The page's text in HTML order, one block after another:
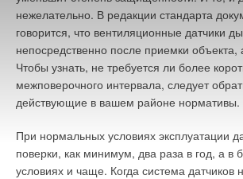
нежелательно. В редакции стандарта
говорится, что вентиляционные датчики
непосредственно после приемки объекта,
Чтобы узнать, не требуется ли более
межповерочного интервала, следует
действующие в вашем районе нормативы.
При нормальных условиях эксплуатации
поверки, как минимум, два раза в год, а в
условиях и чаще. Когда система датчиков